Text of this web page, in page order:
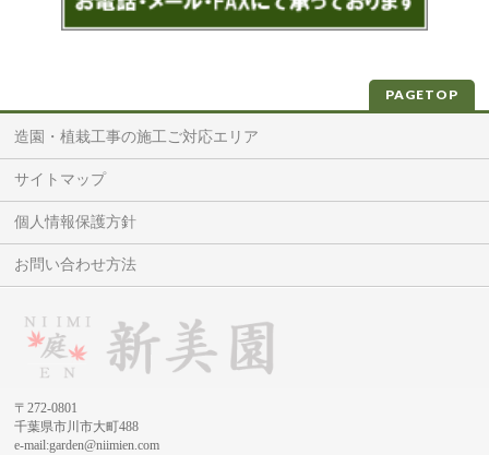
PAGETOP
造園・植栽工事の施工ご対応エリア
サイトマップ
個人情報保護方針
お問い合わせ方法
〒272-0801
千葉県市川市大町488
e-mail:garden@niimien.com